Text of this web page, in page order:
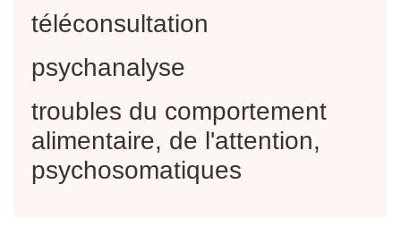
téléconsultation
psychanalyse
troubles du comportement
alimentaire, de l'attention,
psychosomatiques